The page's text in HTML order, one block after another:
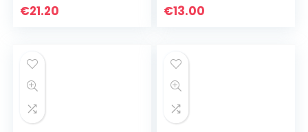
mechanisme,
€21.20
Mill
€13.00